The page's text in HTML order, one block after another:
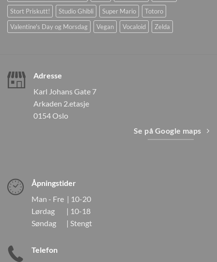
Stort Priskutt!
Studio Ghibli Super Mario
Totoro
Valentine's Day og Morsdag
Vegan Vocaloid Zelda
Adresse
Karl Johans Gate 7
Arkaden 2.etasje
0154 Oslo
Se på Google maps
Åpningstider
Man - Fre | 10-20
Lørdag | 10-18
Søndag | Stengt
Telefon